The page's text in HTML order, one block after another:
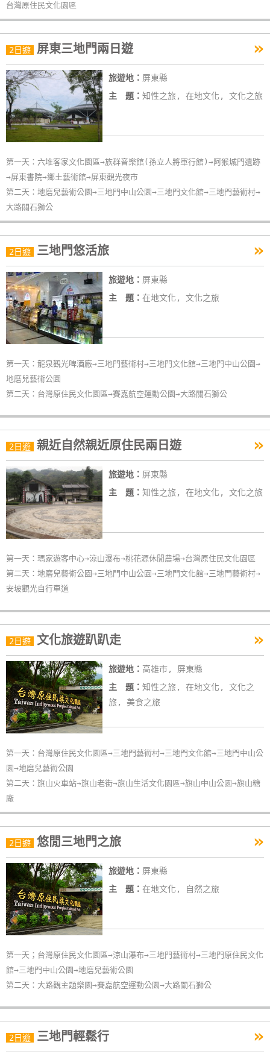
台灣原住民文化園區
2日遊 屏東三地門兩日遊 »
旅遊地： 屏東縣
主 題： 知性之旅, 在地文化, 文化之旅
第一天：六堆客家文化園區→族群音樂館(孫立人將軍行館)→阿猴城門遺跡
→屏東書院→鄉土藝術館→屏東觀光夜市
第二天：地磨兒藝術公園→三地門中山公園→三地門文化館→三地門藝術村→
大路關石獅公
2日遊 三地門悠活旅 »
旅遊地： 屏東縣
主 題： 在地文化, 文化之旅
第一天：龍泉觀光啤酒廠→三地門藝術村→三地門文化館→三地門中山公園→
地磨兒藝術公園
第二天：台灣原住民文化園區→賽嘉航空運動公園→大路關石獅公
2日遊 親近自然親近原住民兩日遊 »
旅遊地： 屏東縣
主 題： 知性之旅, 在地文化, 文化之旅
第一天：瑪家遊客中心→涼山瀑布→桃花源休閒農場→台灣原住民文化園區
第二天：地磨兒藝術公園→三地門中山公園→三地門文化館→三地門藝術村→
安坡觀光自行車道
2日遊 文化旅遊趴趴走 »
旅遊地： 高雄市, 屏東縣
主 題： 知性之旅, 在地文化, 文化之
旅, 美食之旅
第一天：台灣原住民文化園區→三地門藝術村→三地門文化館→三地門中山公
園→地磨兒藝術公園
第二天：旗山火車站→旗山老街→旗山生活文化園區→旗山中山公園→旗山糖
廠
2日遊 悠閒三地門之旅 »
旅遊地： 屏東縣
主 題： 在地文化, 自然之旅
第一天；台灣原住民文化園區→涼山瀑布→三地門藝術村→三地門原住民文化
館→三地門中山公園→地磨兒藝術公園
第二天：大路觀主題樂園→賽嘉航空運動公園→大路關石獅公
2日遊 三地門輕鬆行 »